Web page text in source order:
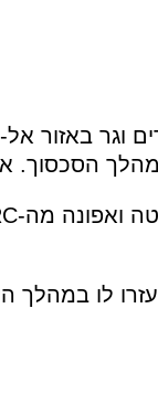
עם שישה ילדים
הסכסוך.
לו במהלך